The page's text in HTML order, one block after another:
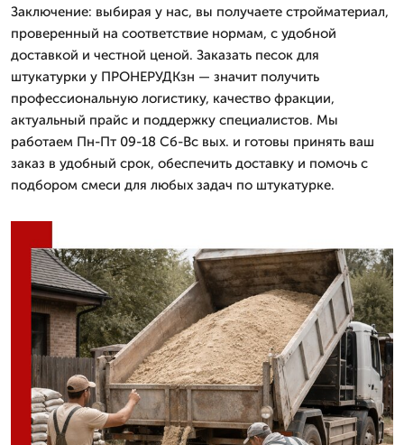
Заключение: выбирая у нас, вы получаете стройматериал,
проверенный на соответствие нормам, с удобной
доставкой и честной ценой. Заказать песок для
штукатурки у ПРОНЕРУДКзн — значит получить
профессиональную логистику, качество фракции,
актуальный прайс и поддержку специалистов. Мы
работаем Пн-Пт 09-18 Сб-Вс вых. и готовы принять ваш
заказ в удобный срок, обеспечить доставку и помочь с
подбором смеси для любых задач по штукатурке.